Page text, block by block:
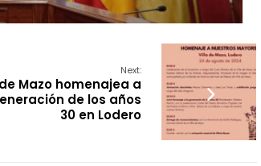
Next:
Mazo homenajea a
de los años
30 en Lodero